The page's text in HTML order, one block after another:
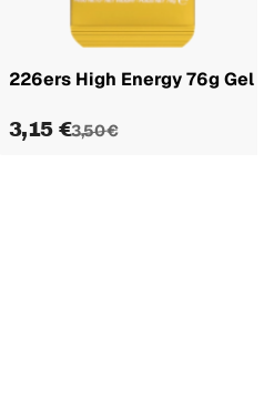
226ers High Energy 76g Gel
3,15 €3,50 €